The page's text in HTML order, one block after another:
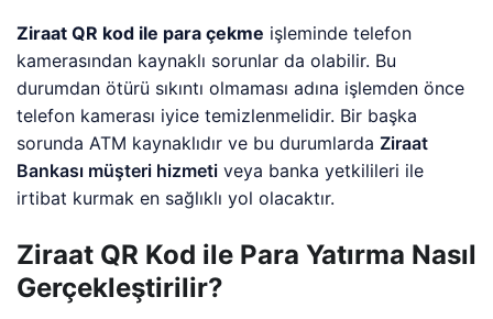
Ziraat QR kod ile para çekme işleminde telefon
kamerasından kaynaklı sorunlar da olabilir. Bu
durumdan ötürü sıkıntı olmaması adına işlemden önce
telefon kamerası iyice temizlenmelidir. Bir başka
sorunda ATM kaynaklıdır ve bu durumlardaZiraat
Bankası müşteri hizmeti veya banka yetkilileri ile
irtibat kurmak en sağlıklı yol olacaktır.
Ziraat QR Kod ile Para Yatırma Nasıl
Gerçekleştirilir?